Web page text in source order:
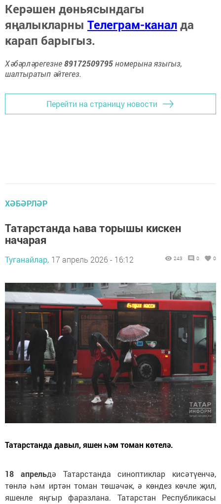
Керәшен дөньясындагы
яңалыкларны Телеграм-каналда
карап барыгыз.
Хәбәрләрегезне89172509795номерына языгыз,
шалтыратып әйтегез.
Перейти на страницу новости
ХӘБӘРЛӘР
Татарстанда һава торышы кискен
начарая
Туганайлар, 17 апрель 2026 - 16:12 243 0 0
Татарстанда давыл, яшен һәм томан көтелә.
18 апрельдә Татарстанда синоптиклар кисәтүенчә,
төнлә һәм иртән томан төшәчәк, ә көндез көчле җил,
яшенле яңгыр фаразлана. Татарстан Республикасы